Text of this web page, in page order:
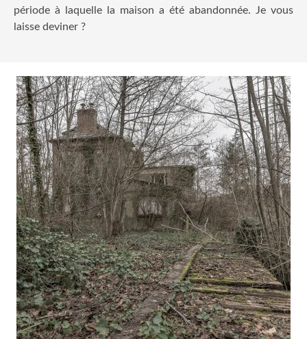
période à laquelle la maison a été abandonnée. Je vous
laisse deviner ?